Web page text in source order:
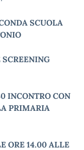
SCUOLA
INCONTRO CON
PRIMARIA
ORE 14.00 ALLE